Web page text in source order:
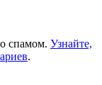
спамом. Узнайте,
.